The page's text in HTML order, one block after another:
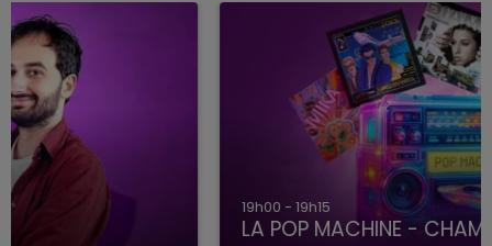
19h00 - 19h15
LA POP MACHINE - CHAMPAGNE FM